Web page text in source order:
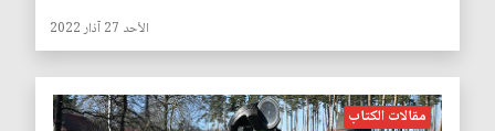
الأحد 27 آذار 2022
مقالات الكتاب